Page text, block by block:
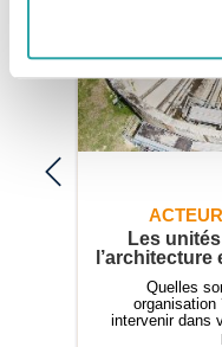
Les
Quelles
organisation
intervenir dans